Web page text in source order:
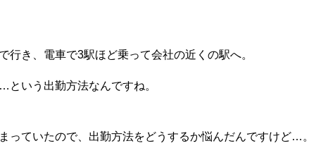
行き、電車で3駅ほど乗って会社の近くの駅へ。
いう出勤方法なんですね。
っていたので、出勤方法をどうするか悩んだんですけど…。